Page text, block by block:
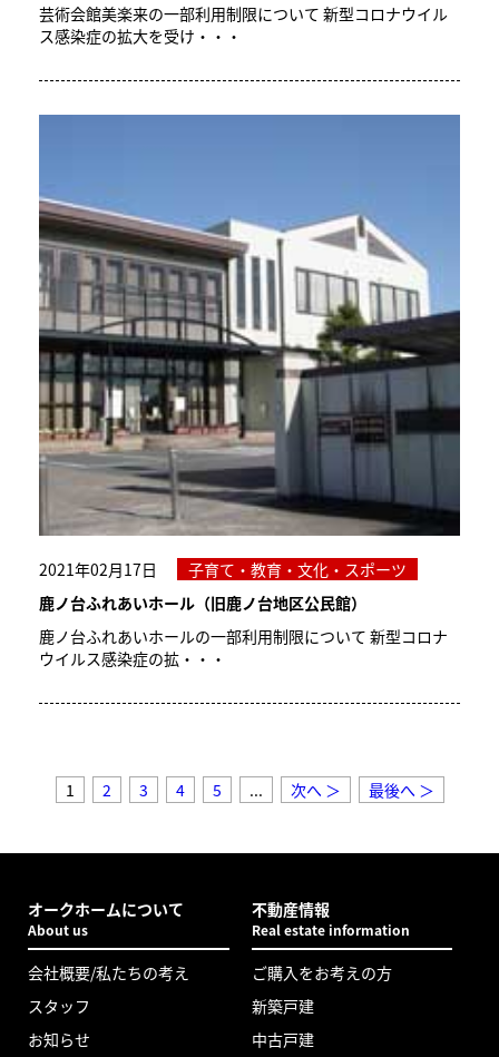
芸術会館美楽来の一部利用制限について 新型コロナウイル
ス感染症の拡大を受け・・・
2021年02月17日
子育て・教育・文化・スポーツ
鹿ノ台ふれあいホール（旧鹿ノ台地区公民館）
鹿ノ台ふれあいホールの一部利用制限について 新型コロナ
ウイルス感染症の拡・・・
1 2 3 4 5 ... 次へ ＞ 最後へ ＞
オークホームについて
About us
会社概要/私たちの考え
スタッフ
お知らせ
不動産情報
Real estate information
ご購入をお考えの方
新築戸建
中古戸建